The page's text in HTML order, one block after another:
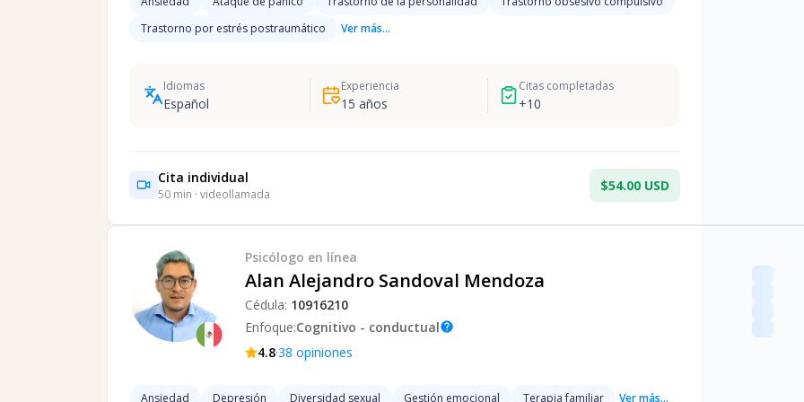
Trastorno por estrés postraumático
Ver más...
Idiomas
Español
Experiencia
15 años
Citas completadas
+10
Cita individual
50 min · videollamada
$54.00 USD
Psicólogo en línea
Alan Alejandro Sandoval Mendoza
Cédula: 10916210
Enfoque:Cognitivo - conductualhelp
4.8·38 opiniones
Ansiedad Depresión Diversidad sexual Gestión emocional Terapia familiar Ver más...